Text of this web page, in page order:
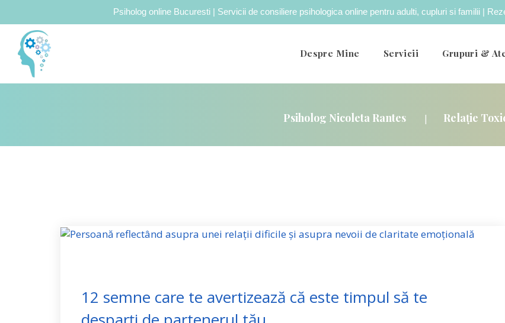
Psiholog online Bucuresti | Servicii de consiliere psihologica online pentru adulti, cupluri si familii |
Despre Mine
Practică Studenți
Servicii
Psihoterapie Adulți
Grupuri &
Psiholog Nicoleta Rantes | Relație
12 semne care te avertizează că este timpul să te